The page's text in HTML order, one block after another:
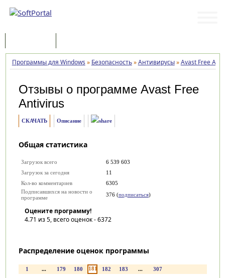
Программы для Windows » Безопасность»Антивирусы»Avast Free
Отзывы о программе Avast Free
Antivirus
СКАЧАТЬ Описание
Общая статистика
Загрузок всего
6 539 603
Загрузок за сегодня
11
Кол-во комментариев
6305
Подписавшихся на новости о
программе
376 (подписаться)
Оцените программу!
4.71 из 5, всего оценок -6372
Распределение оценок программы
1 ... 179 180 181 182 183 ... 307